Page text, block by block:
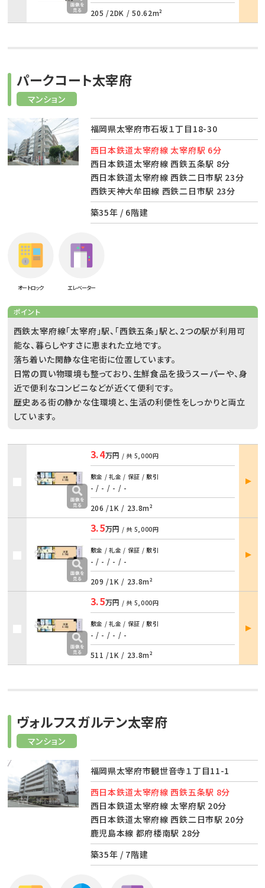
205 /2DK /50.62m²
マンション
パークコート太宰府
福岡県太宰府市石坂１丁目18-30
西日本鉄道太宰府線 太宰府駅 6分
西日本鉄道太宰府線 西鉄五条駅 8分
西日本鉄道太宰府線 西鉄二日市駅 23分
西鉄天神大牟田線 西鉄二日市駅 23分
築35年 / 6階建
オートロック エレベーター
ポイント
西鉄太宰府線「太宰府」駅、「西鉄五条」駅と、2つの駅が利用可
能な、暮らしやすさに恵まれた立地です。
落ち着いた閑静な住宅街に位置しています。
日常の買い物環境も整っており、生鮮食品を扱うスーパーや、身
近で便利なコンビニなどが近くて便利です。
歴史ある街の静かな住環境と、生活の利便性をしっかりと両立
しています。
3.4万円 / 共 5,000円
敷金 / 礼金 / 保証 / 敷引
- / - / - / -
206 /1K / 23.8m²
部屋
詳細
3.5万円 / 共 5,000円
敷金 / 礼金 / 保証 / 敷引
- / - / - / -
209 /1K / 23.8m²
部屋
詳細
3.5万円 / 共 5,000円
敷金 / 礼金 / 保証 / 敷引
- / - / - / -
511 /1K / 23.8m²
部屋
詳細
マンション
ヴォルフスガルテン太宰府
福岡県太宰府市観世音寺１丁目11-1
西日本鉄道太宰府線 西鉄五条駅 8分
西日本鉄道太宰府線 太宰府駅 20分
西日本鉄道太宰府線 西鉄二日市駅 20分
鹿児島本線 都府楼南駅 28分
築35年 / 7階建